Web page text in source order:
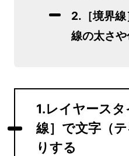
2.［境界
線の太さ
1.レイヤース
線］で文字（
りする